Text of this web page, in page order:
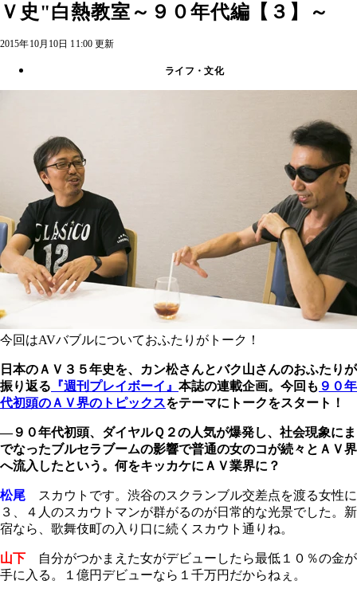
Ｖ史"白熱教室～９０年代編【３】～
2015年10月10日 11:00 更新
ライフ・文化
今回はAVバブルについておふたりがトーク！
日本のＡＶ３５年史を、カン松さんとバク山さんのおふたりが
振り返る 『週刊プレイボーイ』 本誌の連載企画。今回も ９０年
代初頭のＡＶ界のトピックスをテーマにトークをスタート！
―９０年代初頭、ダイヤルＱ２の人気が爆発し、社会現象にま
でなったブルセラブームの影響で普通の女のコが続々とＡＶ界
へ流入したという。何をキッカケにＡＶ業界に？
松尾 スカウトです。渋谷のスクランブル交差点を渡る女性に
３、４人のスカウトマンが群がるのが日常的な光景でした。新
宿なら、歌舞伎町の入り口に続くスカウト通りね。
山下 自分がつかまえた女がデビューしたら最低１０％の金が
手に入る。１億円デビューなら１千万円だからねぇ。